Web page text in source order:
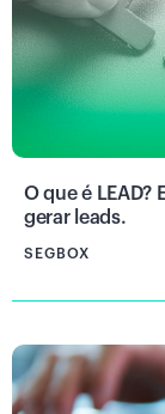
O que é LEAD?
gerar leads.
SEGBOX